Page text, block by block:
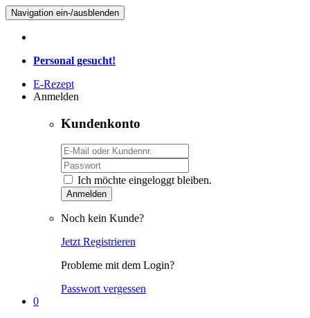
Navigation ein-/ausblenden
Personal gesucht!
E-Rezept
Anmelden
Kundenkonto
Ich möchte eingeloggt bleiben.
Anmelden
Noch kein Kunde?
Jetzt Registrieren
Probleme mit dem Login?
Passwort vergessen
0